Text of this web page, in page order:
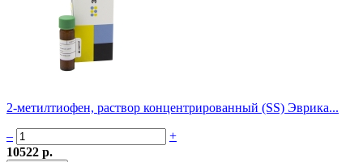
2-метилтиофен, раствор концентрированный (SS) Эврика...
–
+
10522 р.